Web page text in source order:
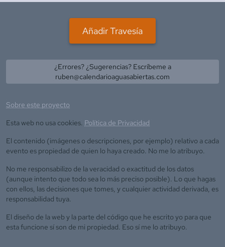
Añadir Travesía
¿Errores? ¿Sugerencias? Escríbeme a
ruben@calendarioaguasabiertas.com
Sobre este proyecto
Esta web no usa cookies. Política de Privacidad
El contenido (imágenes o descripciones, por ejemplo) relativo a cada
evento es propiedad de quien lo haya creado. No me lo atribuyo.
No me responsabilizo de la veracidad o exactitud de los datos
(aunque intento que todo sea lo más preciso posible). Lo que hagas
con ellos, las decisiones que tomes, y cualquier actividad derivada, es
responsabilidad tuya.
El diseño de la web y la parte del código que he escrito yo para que
esta funcione sí son de mi propiedad. Eso sí me lo atribuyo.